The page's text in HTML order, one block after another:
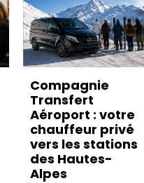
Compagnie
Transfert
Aéroport : votre
chauffeur privé
vers les stations
des Hautes-
Alpes